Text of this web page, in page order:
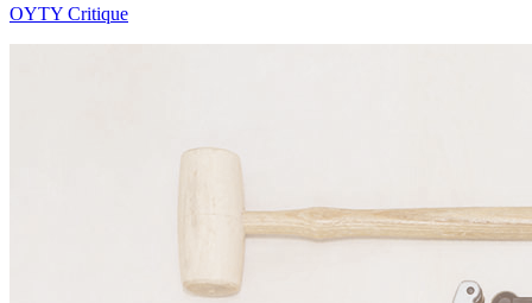
OYTY Critique